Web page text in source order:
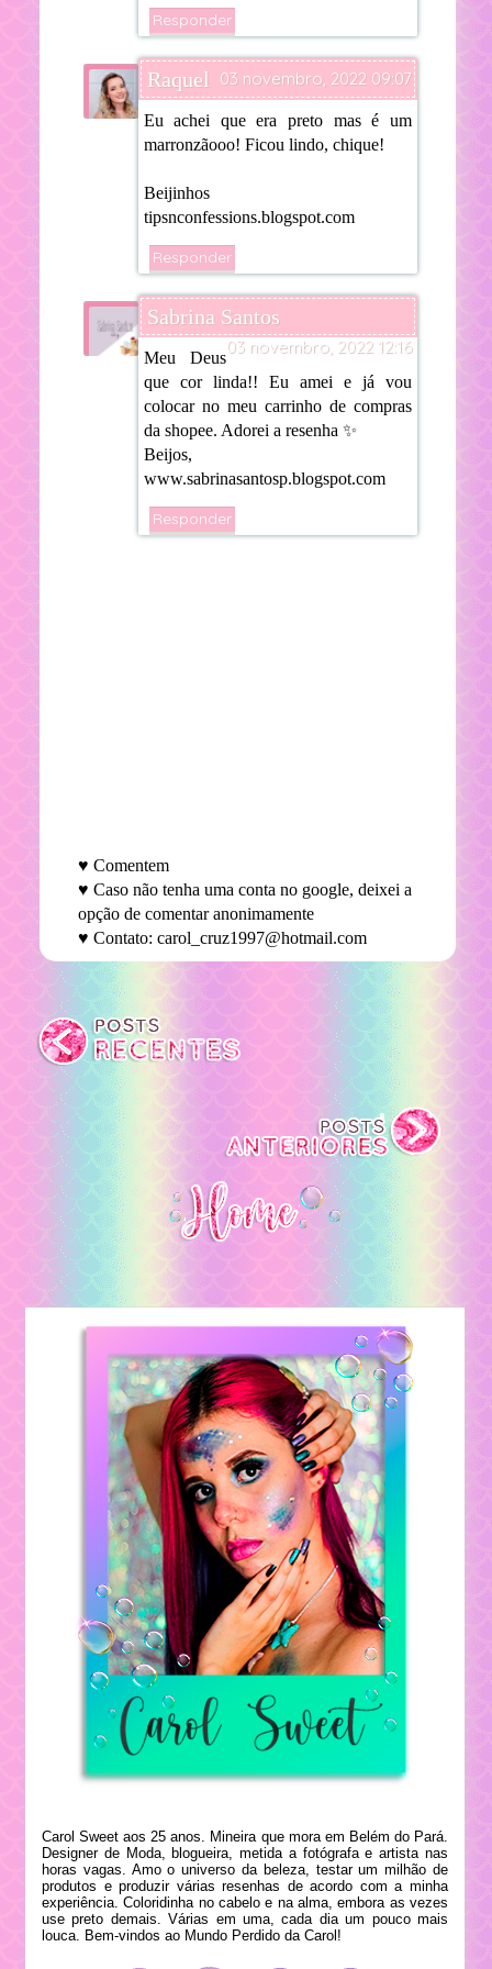
Responder
Raquel 03 novembro, 2022 09:07
Eu achei que era preto mas é um
marronzãooo! Ficou lindo, chique!
Beijinhos
tipsnconfessions.blogspot.com
Responder
Sabrina Santos
03 novembro, 2022 12:16
Meu Deus
que cor linda!! Eu amei e já vou
colocar no meu carrinho de compras
da shopee. Adorei a resenha ✨
Beijos,
www.sabrinasantosp.blogspot.com
Responder
♥ Comentem
♥ Caso não tenha uma conta no google, deixei a
opção de comentar anonimamente
♥ Contato: carol_cruz1997@hotmail.com
Carol Sweet aos 25 anos. Mineira que mora em Belém do Pará.
Designer de Moda, blogueira, metida a fotógrafa e artista nas
horas vagas. Amo o universo da beleza, testar um milhão de
produtos e produzir várias resenhas de acordo com a minha
experiência. Coloridinha no cabelo e na alma, embora as vezes
use preto demais. Várias em uma, cada dia um pouco mais
louca. Bem-vindos ao Mundo Perdido da Carol!